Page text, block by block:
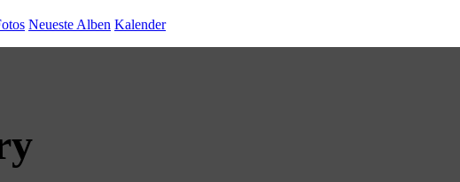
Neueste Alben Kalender